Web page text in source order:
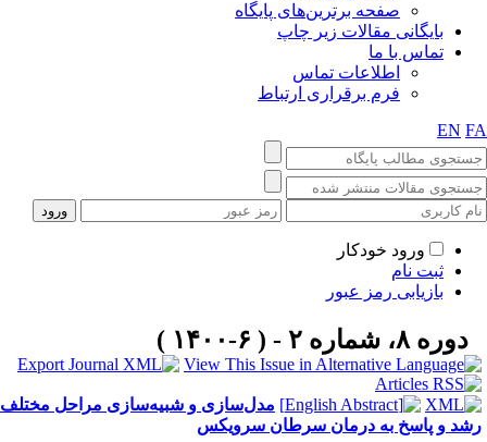
صفحه برترین‌های پایگاه
بایگانی مقالات زیر چاپ
تماس با ما
اطلاعات تماس
فرم برقراری ارتباط
EN
ورود خودکار
ثبت نام
بازیابی رمز عبور
دوره ۸، شماره ۲ - ( ۶-۱۴۰۰ )
مدل‌سازی و شبیه‌سازی مراحل مختلف
و پاسخ به درمان سرطان سرویکس